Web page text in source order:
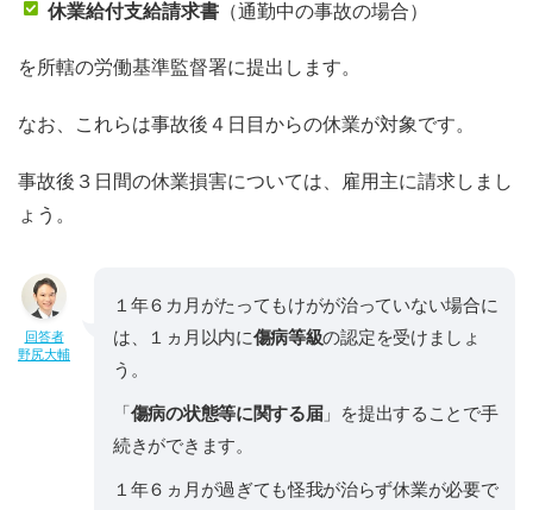
休業給付支給請求書 （通勤中の事故の場合）
を所轄の労働基準監督署に提出します。
なお、これらは事故後４日目からの休業が対象です。
事故後３日間の休業損害については、雇用主に請求しまし
ょう。
回答者
野尻大輔
１年６カ月がたってもけがが治っていない場合に
は、１ヵ月以内に傷病等級の認定を受けましょ
う。
「傷病の状態等に関する届」を提出することで手
続きができます。
１年６ヵ月が過ぎても怪我が治らず休業が必要で